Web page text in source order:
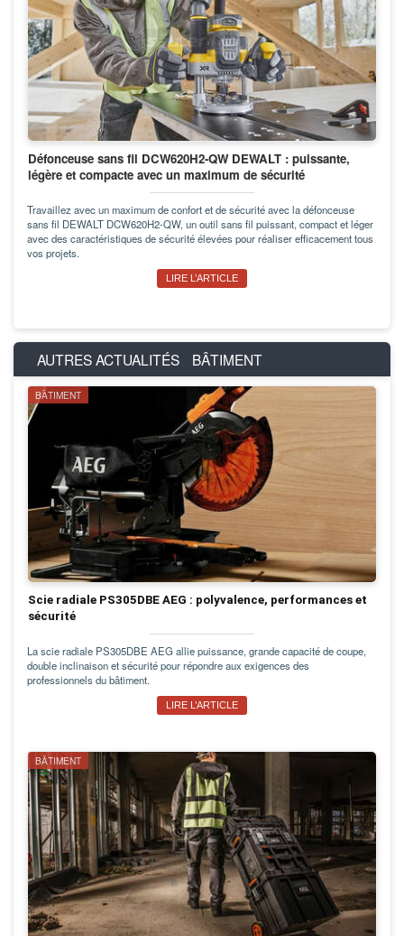
Défonceuse sans fil DCW620H2-QW DEWALT : puissante,
légère et compacte avec un maximum de sécurité
Travaillez avec un maximum de confort et de sécurité avec la défonceuse
sans fil DEWALT DCW620H2-QW, un outil sans fil puissant, compact et léger
avec des caractéristiques de sécurité élevées pour réaliser efficacement tous
vos projets.
LIRE L’ARTICLE
AUTRES ACTUALITÉS BÂTIMENT
BÂTIMENT
Scie radiale PS305DBE AEG : polyvalence, performances et
sécurité
La scie radiale PS305DBE AEG allie puissance, grande capacité de coupe,
double inclinaison et sécurité pour répondre aux exigences des
professionnels du bâtiment.
LIRE L’ARTICLE
BÂTIMENT